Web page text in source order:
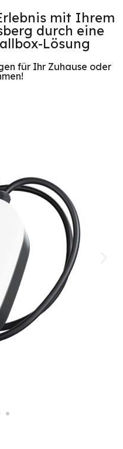
mit Ihrem
durch eine
Lösung
für Ihr Zuhause oder